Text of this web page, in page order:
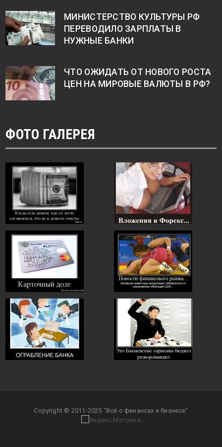
МИНИСТЕРСТВО КУЛЬТУРЫ РФ
ПЕРЕВОДИЛО ЗАРПЛАТЫ В
НУЖНЫЕ БАНКИ
ЧТО ОЖИДАТЬ ОТ НОВОГО РОСТА
ЦЕН НА МИРОВЫЕ ВАЛЮТЫ В РФ?
ФОТО ГАЛЕРЕЯ
Copyright © 2011-2025 "Всё о финансах и бизнесе"